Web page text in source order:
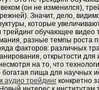
(он не изменился),
Значит, дело,
которые
обучающее видео
разные темпы роста
факторов: различных
открытости
на то, что
пища для научных
аудио трейдинг конкретно